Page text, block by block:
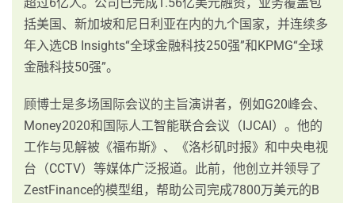
超过6亿人。公司已完成1.56亿美元融资，业务覆盖包
括美国、新加坡和尼日利亚在内的九个国家，并连续多
年入选CB Insights“全球金融科技250强”和KPMG“全球
金融科技50强”。
顾博士是多场国际会议的主旨演讲者，例如G20峰会、
Money2020和国际人工智能联合会议（IJCAI）。他的
工作与见解被《福布斯》、《洛杉矶时报》和中央电视
台（CCTV）等媒体广泛报道。此前，他创立并领导了
ZestFinance的模型组，帮助公司完成7800万美元的B